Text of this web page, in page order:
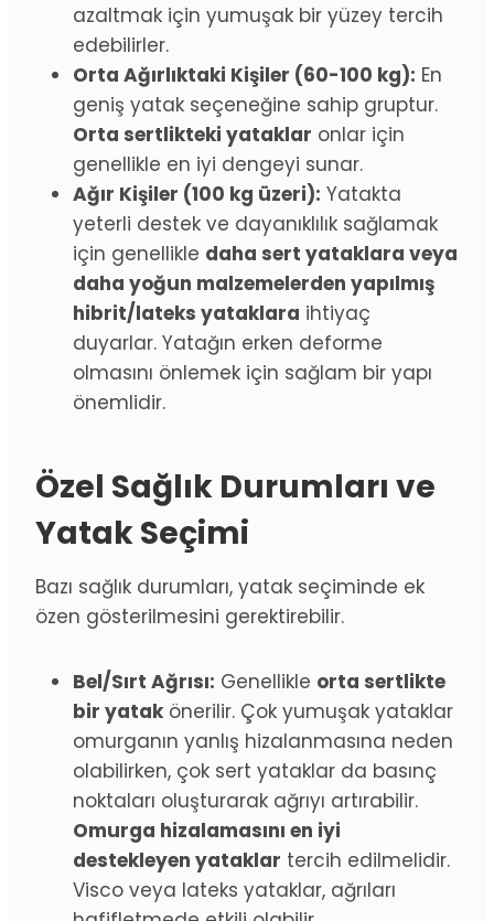
azaltmak için yumuşak bir yüzey tercih
edebilirler.
Orta Ağırlıktaki Kişiler (60-100 kg): En
geniş yatak seçeneğine sahip gruptur.
Orta sertlikteki yataklar onlar için
genellikle en iyi dengeyi sunar.
Ağır Kişiler (100 kg üzeri): Yatakta
yeterli destek ve dayanıklılık sağlamak
için genellikle daha sert yataklara veya
daha yoğun malzemelerden yapılmış
hibrit/lateks yataklara ihtiyaç
duyarlar. Yatağın erken deforme
olmasını önlemek için sağlam bir yapı
önemlidir.
Özel Sağlık Durumları ve
Yatak Seçimi
Bazı sağlık durumları, yatak seçiminde ek
özen gösterilmesini gerektirebilir.
Bel/Sırt Ağrısı: Genellikle orta sertlikte
bir yatak önerilir. Çok yumuşak yataklar
omurganın yanlış hizalanmasına neden
olabilirken, çok sert yataklar da basınç
noktaları oluşturarak ağrıyı artırabilir.
Omurga hizalamasını en iyi
destekleyen yataklar tercih edilmelidir.
Visco veya lateks yataklar, ağrıları